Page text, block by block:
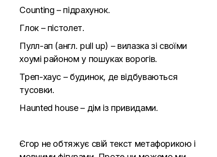
Counting – підрахунок.
Глок – пістолет.
Пулл-ап (англ. pull up) – вилазка зі своїми
хоумі районом у пошуках ворогів.
Треп-хаус – будинок, де відбуваються
тусовки.
Haunted house – дім із привидами.
Єгор не обтяжує свій текст метафорикою і